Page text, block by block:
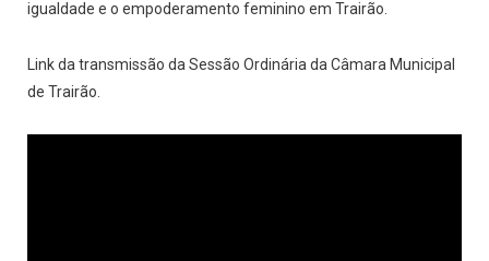
igualdade e o empoderamento feminino em Trairão.
Link da transmissão da Sessão Ordinária da Câmara Municipal
de Trairão.